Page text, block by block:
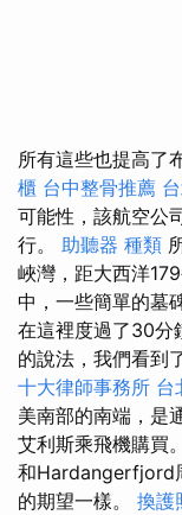
所有這些也提高了
櫃 台中整骨推薦
可能性，該航空公
行。 助聽器 種類
峽灣，距大西洋179
中，一些簡單的墓
在這裡度過了30分
的說法，我們看到
十大律師事務所 台
美南部的南端，是
艾利斯乘飛機購買。
和Hardangerfjord
的期望一樣。 換護